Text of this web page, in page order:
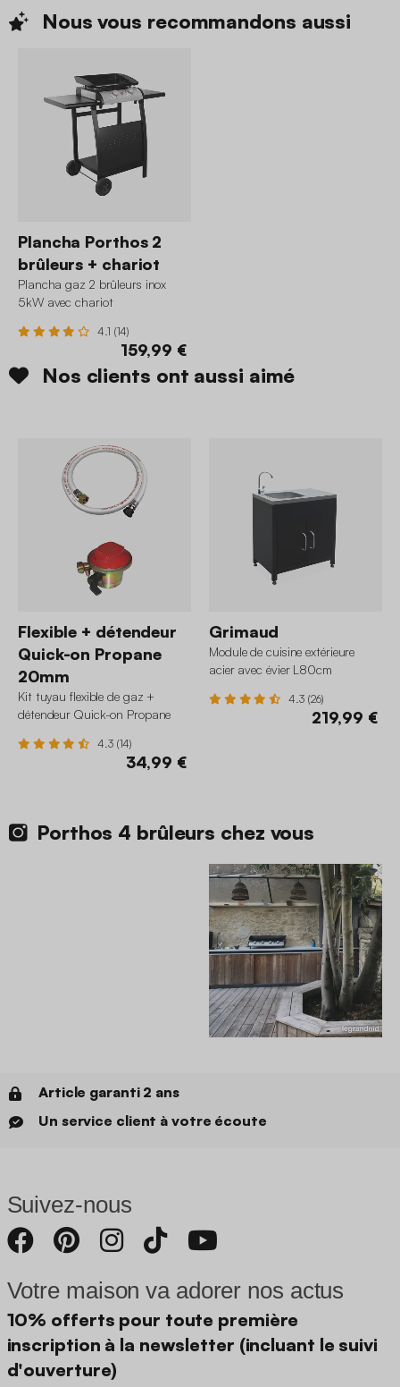
Nous vous recommandons aussi
Plancha Porthos 2
brûleurs + chariot
Plancha gaz 2 brûleurs inox
5kW avec chariot
4.1 (14)
159,99 €
Nos clients ont aussi aimé
Flexible + détendeur
Quick-on Propane
20mm
Kit tuyau flexible de gaz +
détendeur Quick-on Propane
4.3 (14)
34,99 €
Grimaud
Module de cuisine extérieure
acier avec évier L80cm
4.3 (26)
219,99 €
Porthos 4 brûleurs chez vous
Article garanti 2 ans
Un service client à votre écoute
Suivez-nous
Votre maison va adorer nos actus
10% offerts pour toute première
inscription à la newsletter (incluant le suivi
d'ouverture)